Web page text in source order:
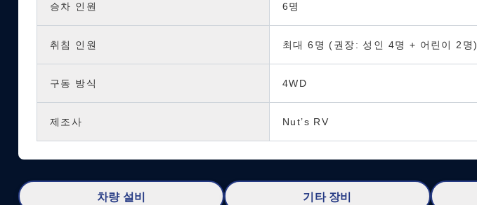
승차 인원 6명
취침 인원 최대 6명 (권장: 성인 4명 + 어린이 2명)
구동 방식 4WD
제조사 Nut’s RV
차량 설비 기타 장비